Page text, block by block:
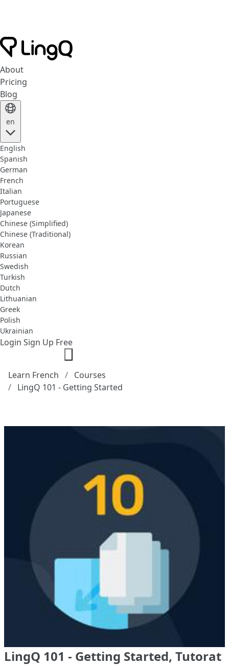
About
Pricing
Blog
en
English
Spanish
German
French
Italian
Portuguese
Japanese
Chinese (Simplified)
Chinese (Traditional)
Korean
Russian
Swedish
Turkish
Dutch
Lithuanian
Greek
Polish
Ukrainian
Login Sign Up Free
Learn French
Courses
LingQ 101 - Getting Started
LingQ 101 - Getting Started, Tutorat